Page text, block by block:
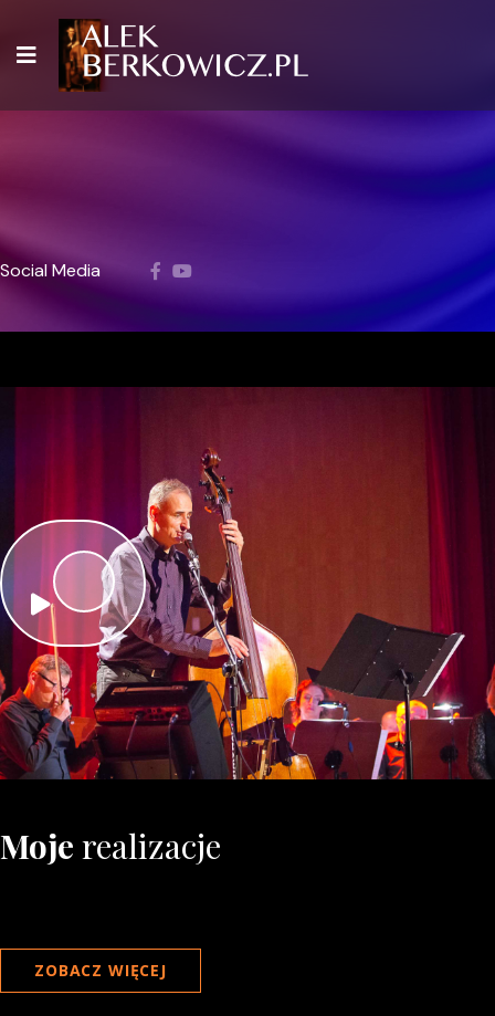
Social Media
Moje realizacje
ZOBACZ WIĘCEJ